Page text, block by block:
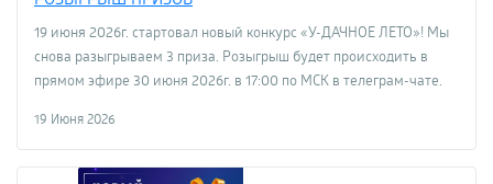
19 июня 2026г. стартовал новый конкурс «У-ДАЧНОЕ ЛЕТО»! Мы
снова разыгрываем 3 приза. Розыгрыш будет происходить в
прямом эфире 30 июня 2026г. в 17:00 по МСК в телеграм-чате.
19 Июня 2026